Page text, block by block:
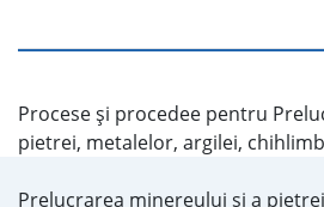
Procese şi procedee pentru
pietrei, metalelor, argilei,
Prelucrarea minereului şi a pietrei